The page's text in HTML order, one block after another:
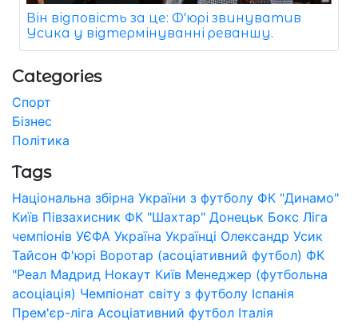
Він відповість за це: Ф'юрі звинуватив
Усика у відтермінуванні реваншу.
Categories
Спорт
Бізнес
Політика
Tags
Національна збірна України з футболу ФК "Динамо"
Київ Півзахисник ФК "Шахтар" Донецьк Бокс Ліга
чемпіонів УЄФА Україна Українці Олександр Усик
Тайсон Ф'юрі Воротар (асоціативний футбол) ФК
"Реал Мадрид Нокаут Київ Менеджер (футбольна
асоціація) Чемпіонат світу з футболу Іспанія
Прем'єр-ліга Асоціативний футбол Італія